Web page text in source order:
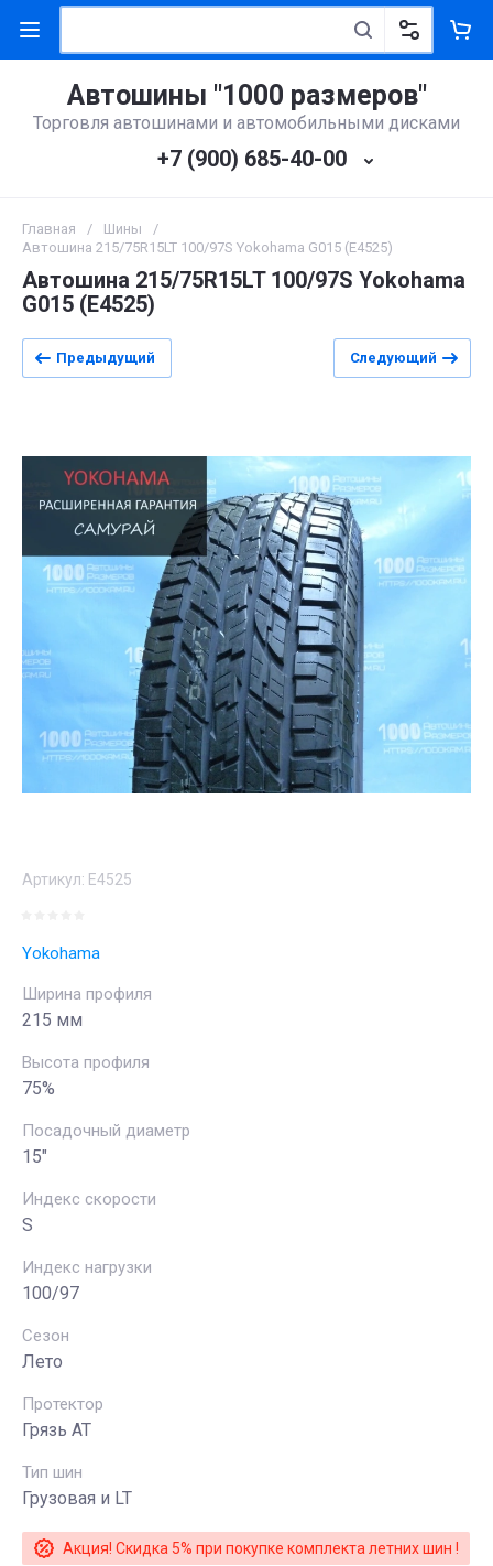
Автошины "1000 размеров"
Торговля автошинами и автомобильными дисками
+7 (900) 685-40-00
Главная / Шины
/
Автошина 215/75R15LT 100/97S Yokohama G015 (E4525)
Автошина 215/75R15LT 100/97S Yokohama
G015 (E4525)
Предыдущий Следующий
Артикул: E4525
Yokohama
Ширина профиля
215 мм
Высота профиля
75%
Посадочный диаметр
15"
Индекс скорости
S
Индекс нагрузки
100/97
Сезон
Лето
Протектор
Грязь АТ
Тип шин
Грузовая и LT
Акция! Скидка 5% при покупке комплекта летних шин !